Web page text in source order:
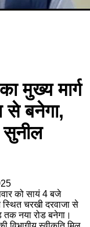
मुख्य मार्ग
बनेगा,
सुनील
को सायं 4 बजे
स्थित चरखी दरवाजा से
नया रोड बनेगा।